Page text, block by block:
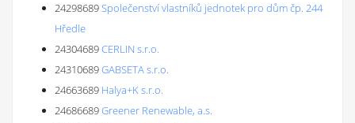
24298689Společenství vlastníků jednotek pro dům čp. 244
Hředle
24304689CERLIN s.r.o.
24310689GABSETA s.r.o.
24663689 Halya+K s.r.o.
24686689Greener Renewable, a.s.